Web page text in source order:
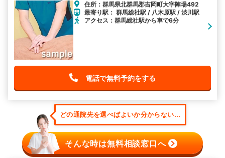
住所：群馬県北群馬郡吉岡町大字陣場492
最寄り駅： 群馬総社駅 / 八木原駅 / 渋川駅
アクセス：群馬総社駅から車で6分
電話で無料予約をする
どの通院先を選べばよいか分からない...
そんな時は無料相談窓口へ